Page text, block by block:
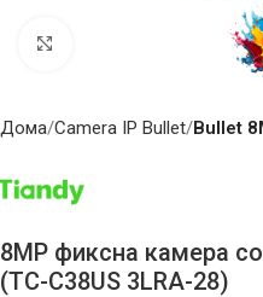
Дома Camera IP Bullet Bullet
8MP фиксна камера
(TC-C38US 3LRA-28)